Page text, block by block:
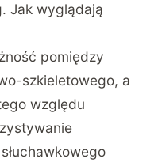
Jak wyglądają
pomiędzy
szkieletowego, a
względu